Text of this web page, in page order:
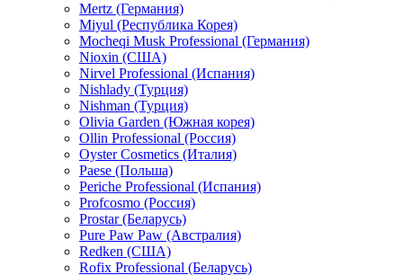
Mertz (Германия)
Miyul (Республика Корея)
Mocheqi Musk Professional (Германия)
Nioxin (США)
Nirvel Professional (Испания)
Nishlady (Турция)
Nishman (Турция)
Olivia Garden (Южная корея)
Ollin Professional (Россия)
Oyster Cosmetics (Италия)
Paese (Польша)
Periche Professional (Испания)
Profcosmo (Россия)
Prostar (Беларусь)
Pure Paw Paw (Австралия)
Redken (США)
Rofix Professional (Беларусь)